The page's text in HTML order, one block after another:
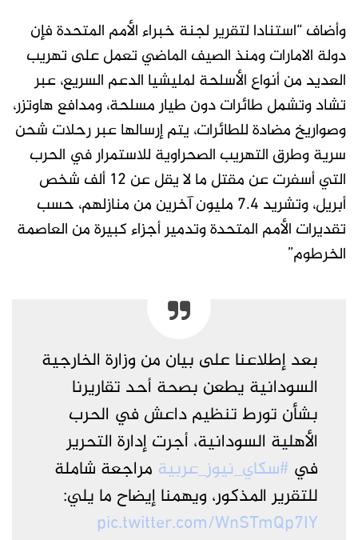
وأضاف “استنادا لتقرير لجنة خبراء الأمم المتحدة فإن
دولة الامارات ومنذ الصيف الماضي تعمل على تهريب
العديد من أنواع الأسلحة لمليشيا الدعم السريع، عبر
تشاد وتشمل طائرات دون طيار مسلحة، ومدافع هاوتزر،
وصواريخ مضادة للطائرات، يتم إرسالها عبر رحلات شحن
سرية وطرق التهريب الصحراوية للاستمرار في الحرب
التي أسفرت عن مقتل ما لا يقل عن 12 ألف شخص
أبريل، وتشريد 7.4 مليون آخرين من منازلهم، حسب
تقديرات الأمم المتحدة وتدمير أجزاء كبيرة من العاصمة
الخرطوم”
بعد إطلاعنا على بيان من وزارة الخارجية
السودانية يطعن بصحة أحد تقاريرنا
بشأن تورط تنظيم داعش في الحرب
الأهلية السودانية، أجرت إدارة التحرير
في #سكاي_نيوز_عربية مراجعة شاملة
للتقرير المذكور، ويهمنا إيضاح ما يلي:
pic.twitter.com/WnSTmQp7IY